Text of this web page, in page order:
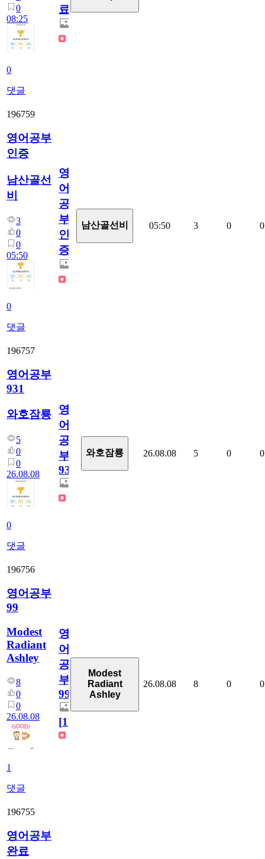
0
08:25
0
댓글
료
196759
영어공부
인증
남산골선
비
3
0
0
05:50
0
댓글
영
어
공
부
인
증
남산골선비 05:50 3 0 0
196757
영어공부
931
와호잠룡
5
0
0
26.08.08
0
댓글
영
어
공
부
931
와호잠룡 26.08.08 5 0 0
196756
영어공부
99
Modest
Radiant
Ashley
8
0
0
26.08.08
1
댓글
영
어
공
부
99
[1]
Modest
Radiant
Ashley
26.08.08 8 0 0
196755
영어공부
완료